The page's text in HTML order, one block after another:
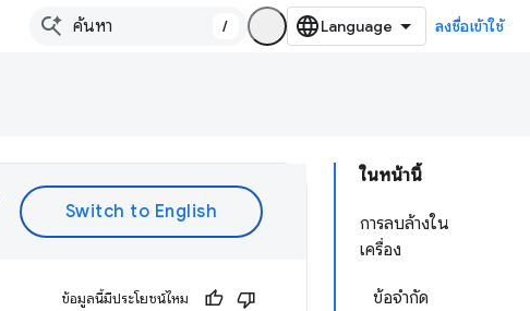
/ ลงชื่อเข้าใช้
ในหน้านี้
การลบล้างใน
เครื่อง
ข้อจำกัด
ข้อมูลนี้มีประโยชน์ไหม